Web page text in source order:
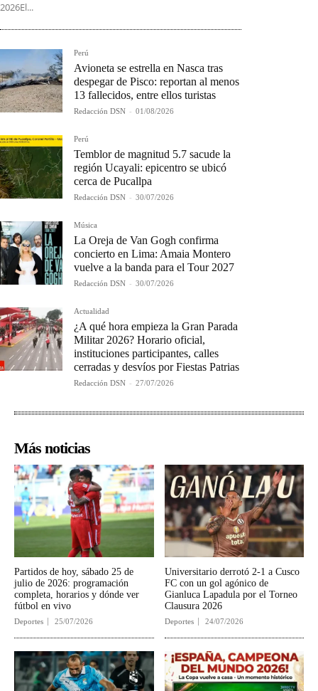
2026El...
Perú
Avioneta se estrella en Nasca tras
despegar de Pisco: reportan al menos
13 fallecidos, entre ellos turistas
Redacción DSN - 01/08/2026
Perú
Temblor de magnitud 5.7 sacude la
región Ucayali: epicentro se ubicó
cerca de Pucallpa
Redacción DSN - 30/07/2026
Música
La Oreja de Van Gogh confirma
concierto en Lima: Amaia Montero
vuelve a la banda para el Tour 2027
Redacción DSN - 30/07/2026
Actualidad
¿A qué hora empieza la Gran Parada
Militar 2026? Horario oficial,
instituciones participantes, calles
cerradas y desvíos por Fiestas Patrias
Redacción DSN - 27/07/2026
Más noticias
Partidos de hoy, sábado 25 de
julio de 2026: programación
completa, horarios y dónde ver
fútbol en vivo
Deportes 25/07/2026
Universitario derrotó 2-1 a Cusco
FC con un gol agónico de
Gianluca Lapadula por el Torneo
Clausura 2026
Deportes 24/07/2026